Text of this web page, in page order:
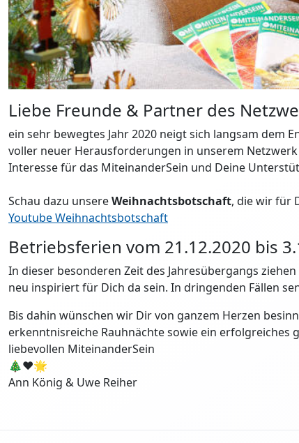
Liebe Freunde & Partner des
ein sehr bewegtes Jahr 2020 neigt sich langsam dem
voller neuer Herausforderungen in unserem
Interesse für das MiteinanderSein und Deine
Schau dazu unsereWeihnachtsbotschaft, die wir für
Youtube Weihnachtsbotschaft
Betriebsferien vom 21.12.2020 bis
In dieser besonderen Zeit des Jahresübergangs
neu inspiriert für Dich da sein. In dringenden Fällen
Bis dahin wünschen wir Dir von ganzem Herzen
erkenntnisreiche Rauhnächte sowie ein erfolgreiches
liebevollen MiteinanderSein
🎄❤️🌟
Ann König & Uwe Reiher